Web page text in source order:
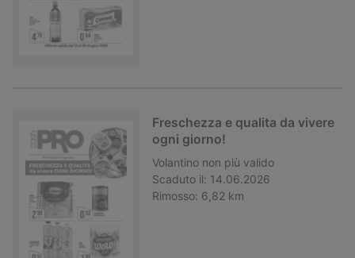
Freschezza e qualita da vivere
ogni giorno!
Volantino non più valido
Scaduto il: 14.06.2026
Rimosso: 6,82 km